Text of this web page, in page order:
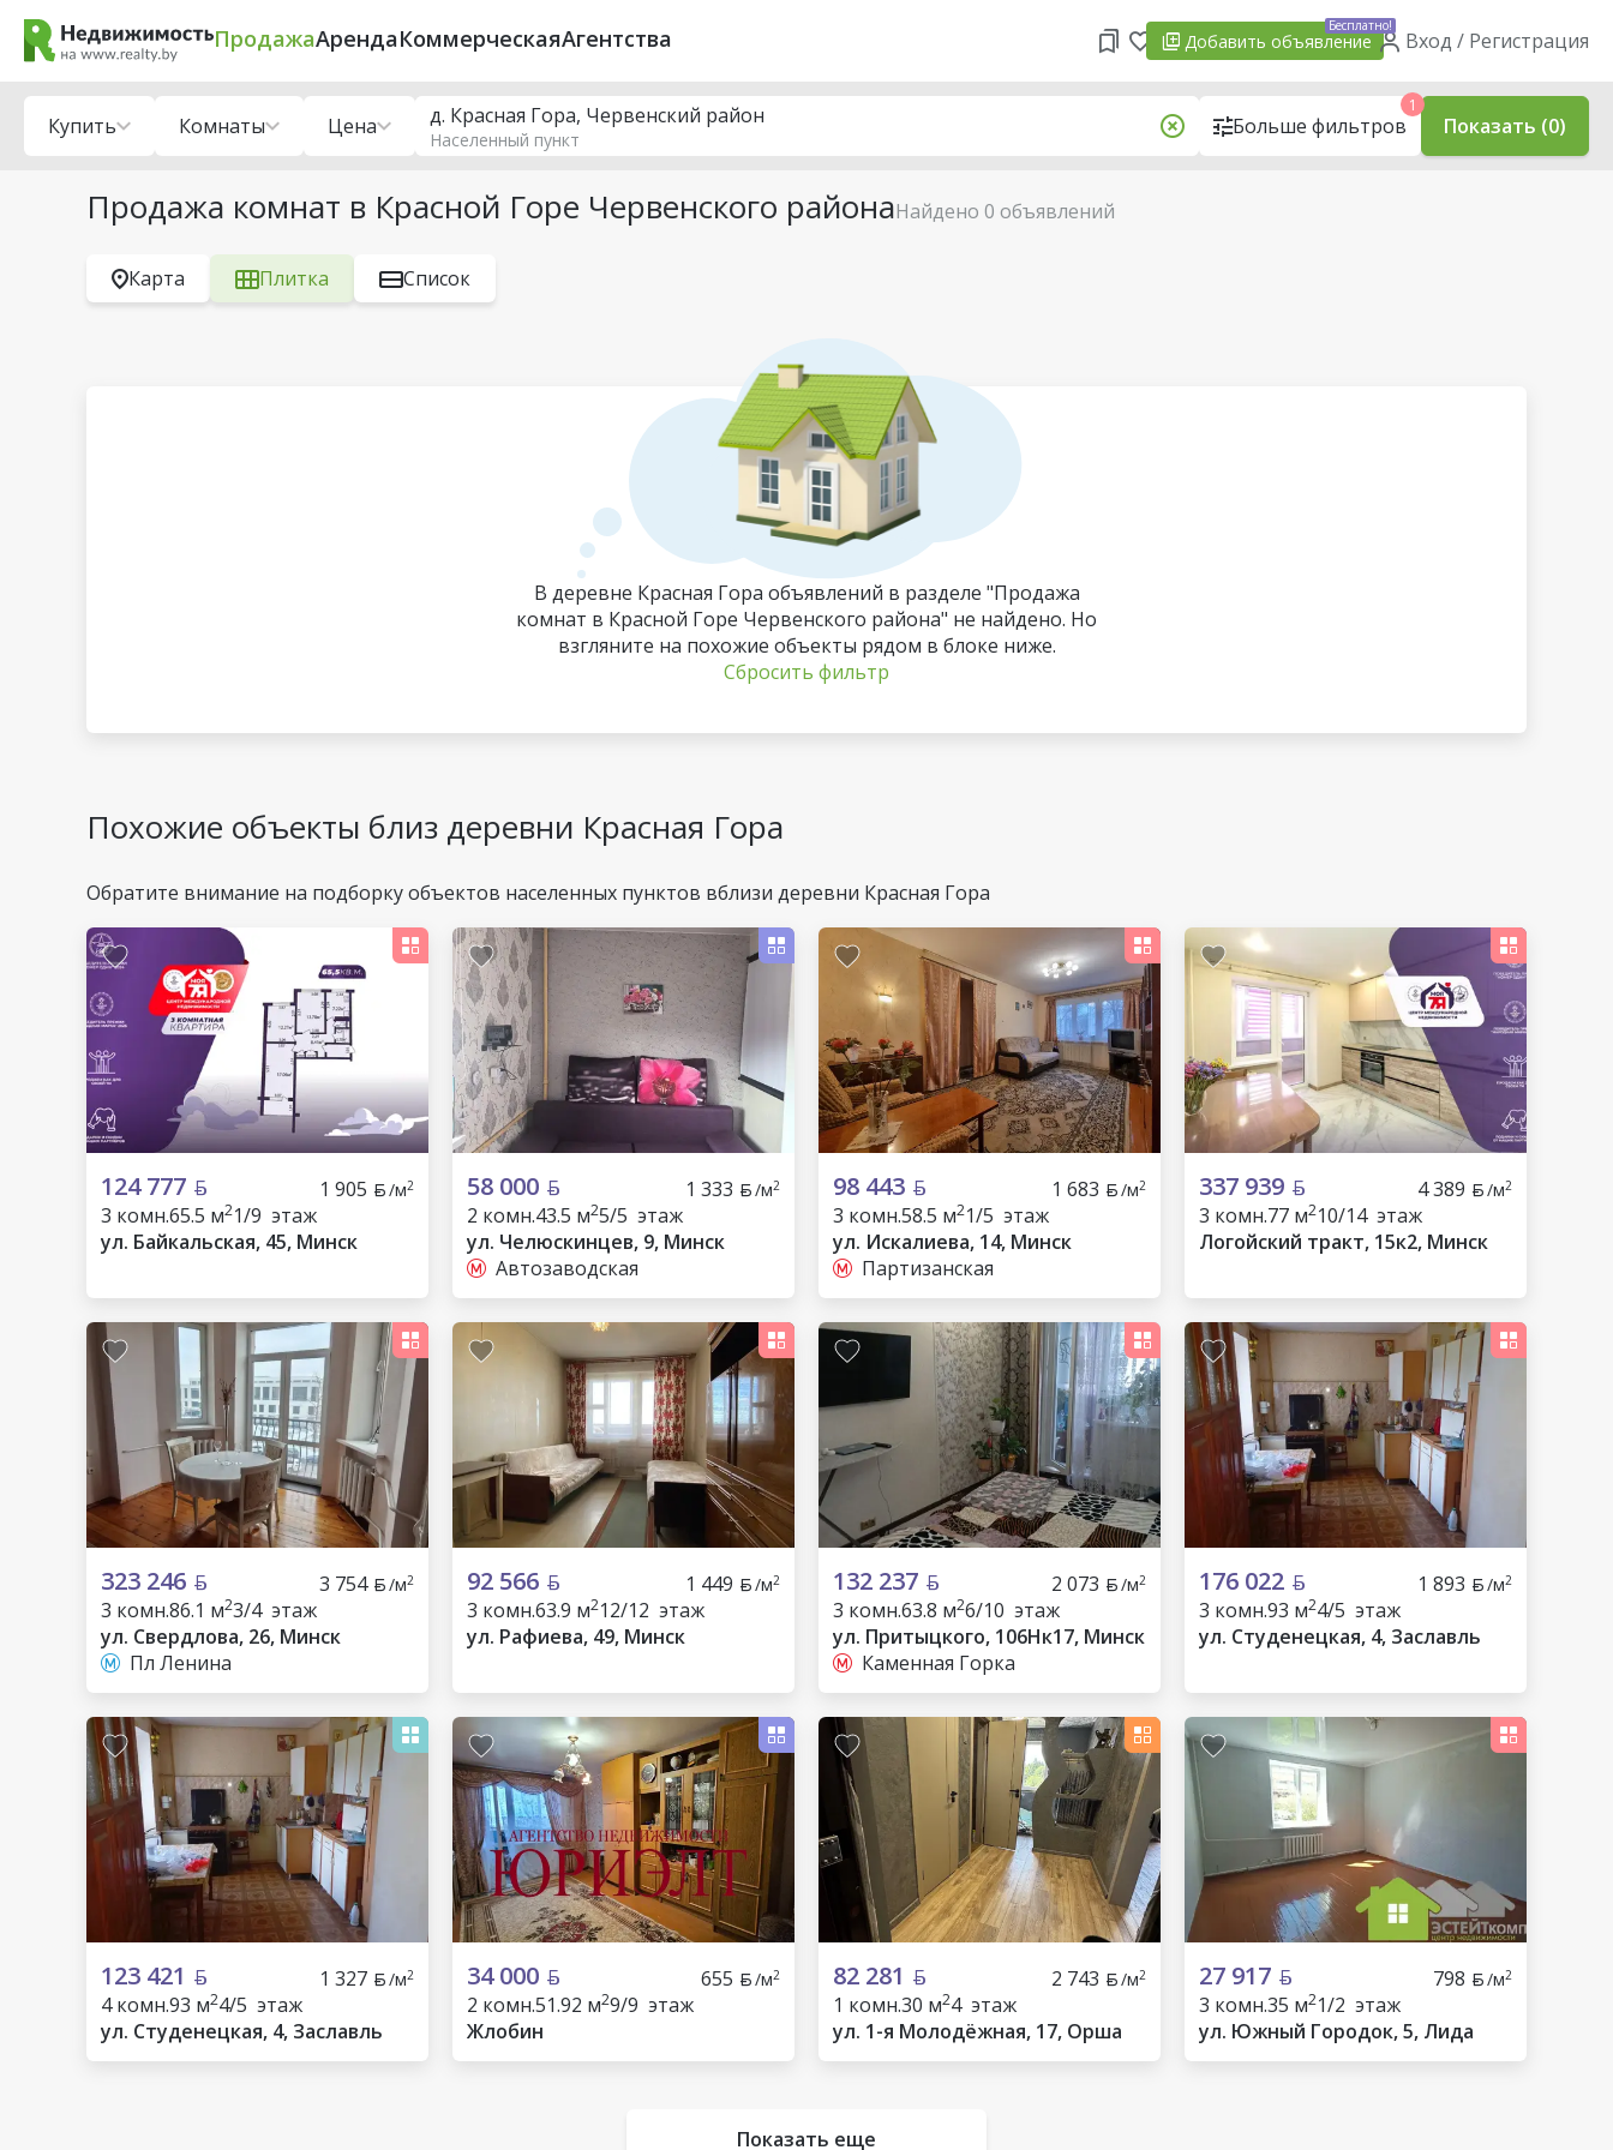
ПродажаАрендаКоммерческаяАгентства Добавить объявление
Бесплатно!
Вход / Регистрация
Продажа комнат в Красной Горе Червенского районаНайдено 0 объявлений
Купить Комнаты Цена д. Красная Гора, Червенский район
Населенный пункт Больше фильтров
1
Показать (0)
Карта Плитка Список
В деревне Красная Гора объявлений в разделе "Продажа
комнат в Красной Горе Червенского района" не найдено. Но
взгляните на похожие объекты рядом в блоке ниже.
Сбросить фильтр
Похожие объекты близ деревни Красная Гора
Обратите внимание на подборку объектов населенных пунктов вблизи деревни Красная Гора
124 777 1 905 /м2
3 комн.65.5 м21/9 этаж
ул. Байкальская, 45, Минск
58 000 1 333 /м2
2 комн.43.5 м25/5 этаж
ул. Челюскинцев, 9, Минск
Автозаводская
98 443 1 683 /м2
3 комн.58.5 м21/5 этаж
ул. Искалиева, 14, Минск
Партизанская
337 939 4 389 /м2
3 комн.77 м210/14 этаж
Логойский тракт, 15к2, Минск
323 246 3 754 /м2
3 комн.86.1 м23/4 этаж
ул. Свердлова, 26, Минск
Пл Ленина
92 566 1 449 /м2
3 комн.63.9 м212/12 этаж
ул. Рафиева, 49, Минск
132 237 2 073 /м2
3 комн.63.8 м26/10 этаж
ул. Притыцкого, 106Нк17, Минск
Каменная Горка
176 022 1 893 /м2
3 комн.93 м24/5 этаж
ул. Студенецкая, 4, Заславль
123 421 1 327 /м2
4 комн.93 м24/5 этаж
ул. Студенецкая, 4, Заславль
34 000 655 /м2
2 комн.51.92 м29/9 этаж
Жлобин
82 281 2 743 /м2
1 комн.30 м24 этаж
ул. 1-я Молодёжная, 17, Орша
27 917 798 /м2
3 комн.35 м21/2 этаж
ул. Южный Городок, 5, Лида
Показать еще